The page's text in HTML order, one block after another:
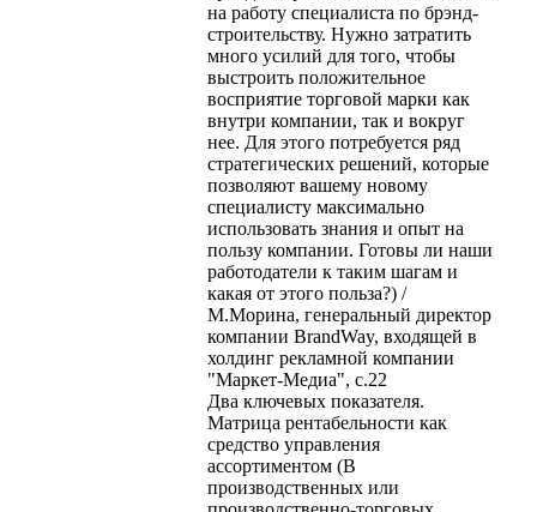
на работу специалиста по брэнд-
строительству. Нужно затратить
много усилий для того, чтобы
выстроить положительное
восприятие торговой марки как
внутри компании, так и вокруг
нее. Для этого потребуется ряд
стратегических решений, которые
позволяют вашему новому
специалисту максимально
использовать знания и опыт на
пользу компании. Готовы ли наши
работодатели к таким шагам и
какая от этого польза?) /
М.Морина, генеральный директор
компании BrandWay, входящей в
холдинг рекламной компании
"Маркет-Медиа", с.22
Два ключевых показателя.
Матрица рентабельности как
средство управления
ассортиментом (В
производственных или